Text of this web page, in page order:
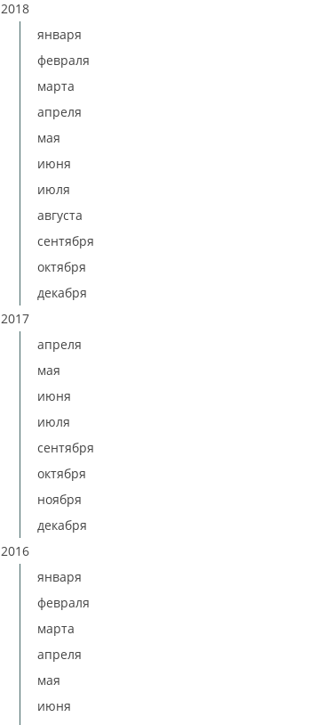
2018
января
февраля
марта
апреля
мая
июня
июля
августа
сентября
октября
декабря
2017
апреля
мая
июня
июля
сентября
октября
ноября
декабря
2016
января
февраля
марта
апреля
мая
июня